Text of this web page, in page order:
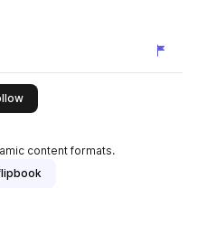
this publisher
content formats.